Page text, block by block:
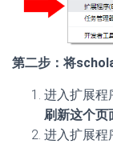
第二步：将
进入扩展程
刷新这个页
进入扩展程